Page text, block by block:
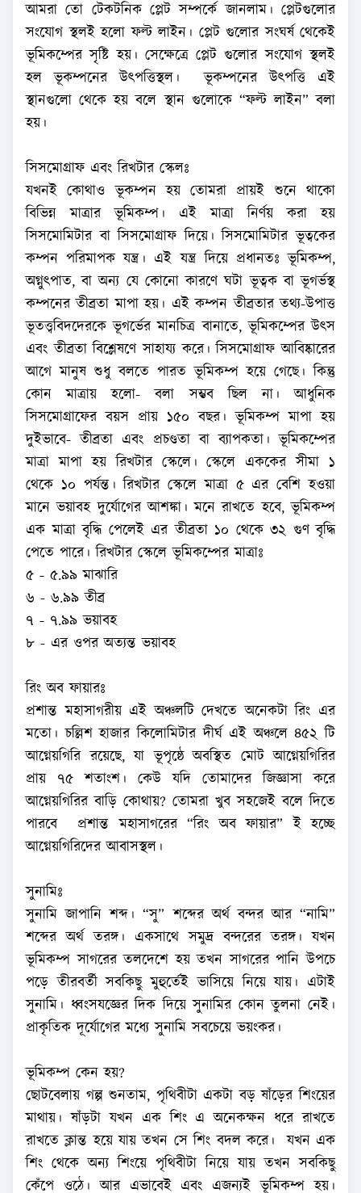
আমরা তো টেকটনিক প্লেট সম্পর্কে জানলাম। প্লেটগুলোর
সংযোগ স্থলই হলো ফল্ট লাইন। প্লেট গুলোর সংঘর্ষ থেকেই
ভূমিকম্পের সৃষ্টি হয়। সেক্ষেত্রে প্লেট গুলোর সংযোগ স্থলই
হল ভূকম্পনের উৎপত্তিস্থল। ভূকম্পনের উৎপত্তি এই
স্থানগুলো থেকে হয় বলে স্থান গুলোকে “ফল্ট লাইন” বলা
হয়।
সিসমোগ্রাফ এবং রিখটার স্কেলঃ
যখনই কোথাও ভূকম্পন হয় তোমরা প্রায়ই শুনে থাকো
বিভিন্ন মাত্রার ভূমিকম্প। এই মাত্রা নির্ণয় করা হয়
সিসমোমিটার বা সিসমোগ্রাফ দিয়ে। সিসমোমিটার ভূত্বকের
কম্পন পরিমাপক যন্ত্র। এই যন্ত্র দিয়ে প্রধানতঃ ভূমিকম্প,
অগ্নুৎপাত, বা অন্য যে কোনো কারণে ঘটা ভূত্বক বা ভূগর্ভস্থ
কম্পনের তীব্রতা মাপা হয়। এই কম্পন তীব্রতার তথ্য-উপাত্ত
ভূতত্ত্ববিদদেরকে ভূগর্ভের মানচিত্র বানাতে, ভূমিকম্পের উৎস
এবং তীব্রতা বিশ্লেষণে সাহায্য করে। সিসমোগ্রাফ আবিষ্কারের
আগে মানুষ শুধু বলতে পারত ভূমিকম্প হয়ে গেছে। কিন্তু
কোন মাত্রায় হলো- বলা সম্ভব ছিল না। আধুনিক
সিসমোগ্রাফের বয়স প্রায় ১৫০ বছর। ভূমিকম্প মাপা হয়
দুইভাবে- তীব্রতা এবং প্রচণ্ডতা বা ব্যাপকতা। ভূমিকম্পের
মাত্রা মাপা হয় রিখটার স্কেলে। স্কেলে এককের সীমা ১
থেকে ১০ পর্যন্ত। রিখটার স্কেলে মাত্রা ৫ এর বেশি হওয়া
মানে ভয়াবহ দুর্যোগের আশঙ্কা। মনে রাখতে হবে, ভূমিকম্প
এক মাত্রা বৃদ্ধি পেলেই এর তীব্রতা ১০ থেকে ৩২ গুণ বৃদ্ধি
পেতে পারে। রিখটার স্কেলে ভূমিকম্পের মাত্রাঃ
৫ - ৫.৯৯ মাঝারি
৬ - ৬.৯৯ তীব্র
৭ - ৭.৯৯ ভয়াবহ
৮ - এর ওপর অত্যন্ত ভয়াবহ
রিং অব ফায়ারঃ
প্রশান্ত মহাসাগরীয় এই অঞ্চলটি দেখতে অনেকটা রিং এর
মতো। চল্লিশ হাজার কিলোমিটার দীর্ঘ এই অঞ্চলে ৪৫২ টি
আগ্নেয়গিরি রয়েছে, যা ভূপৃষ্ঠে অবস্থিত মোট আগ্নেয়গিরির
প্রায় ৭৫ শতাংশ। কেউ যদি তোমাদের জিজ্ঞাসা করে
আগ্নেয়গিরির বাড়ি কোথায়? তোমরা খুব সহজেই বলে দিতে
পারবে প্রশান্ত মহাসাগরের “রিং অব ফায়ার” ই হচ্ছে
আগ্নেয়গিরিদের আবাসস্থল।
সুনামিঃ
সুনামি জাপানি শব্দ। “সু” শব্দের অর্থ বন্দর আর “নামি”
শব্দের অর্থ তরঙ্গ। একসাথে সমুদ্র বন্দরের তরঙ্গ। যখন
ভূমিকম্প সাগরের তলদেশে হয় তখন সাগরের পানি উপচে
পড়ে তীরবর্তী সবকিছু মুহুর্তেই ভাসিয়ে নিয়ে যায়। এটাই
সুনামি। ধ্বংসযজ্ঞের দিক দিয়ে সুনামির কোন তুলনা নেই।
প্রাকৃতিক দূর্যোগের মধ্যে সুনামি সবচেয়ে ভয়ংকর।
ভূমিকম্প কেন হয়?
ছোটবেলায় গল্প শুনতাম, পৃথিবীটা একটা বড় ষাঁড়ের শিংয়ের
মাথায়। ষাঁড়টা যখন এক শিং এ অনেকক্ষন ধরে রাখতে
রাখতে ক্লান্ত হয়ে যায় তখন সে শিং বদল করে। যখন এক
শিং থেকে অন্য শিংয়ে পৃথিবীটা নিয়ে যায় তখন সবকিছু
কেঁপে ওঠে। আর এভাবেই এবং এজন্যই ভূমিকম্প হয়।